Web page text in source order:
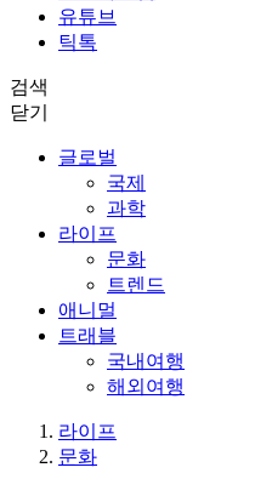
유튜브
틱톡
검색
닫기
글로벌
국제
과학
라이프
문화
트렌드
애니멀
트래블
국내여행
해외여행
라이프
문화